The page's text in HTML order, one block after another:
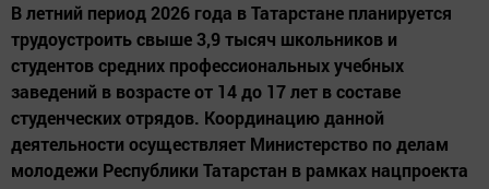
В летний период 2026 года в Татарстане планируется
трудоустроить свыше 3,9 тысяч школьников и
студентов средних профессиональных учебных
заведений в возрасте от 14 до 17 лет в составе
студенческих отрядов. Координацию данной
деятельности осуществляет Министерство по делам
молодежи Республики Татарстан в рамках нацпроекта